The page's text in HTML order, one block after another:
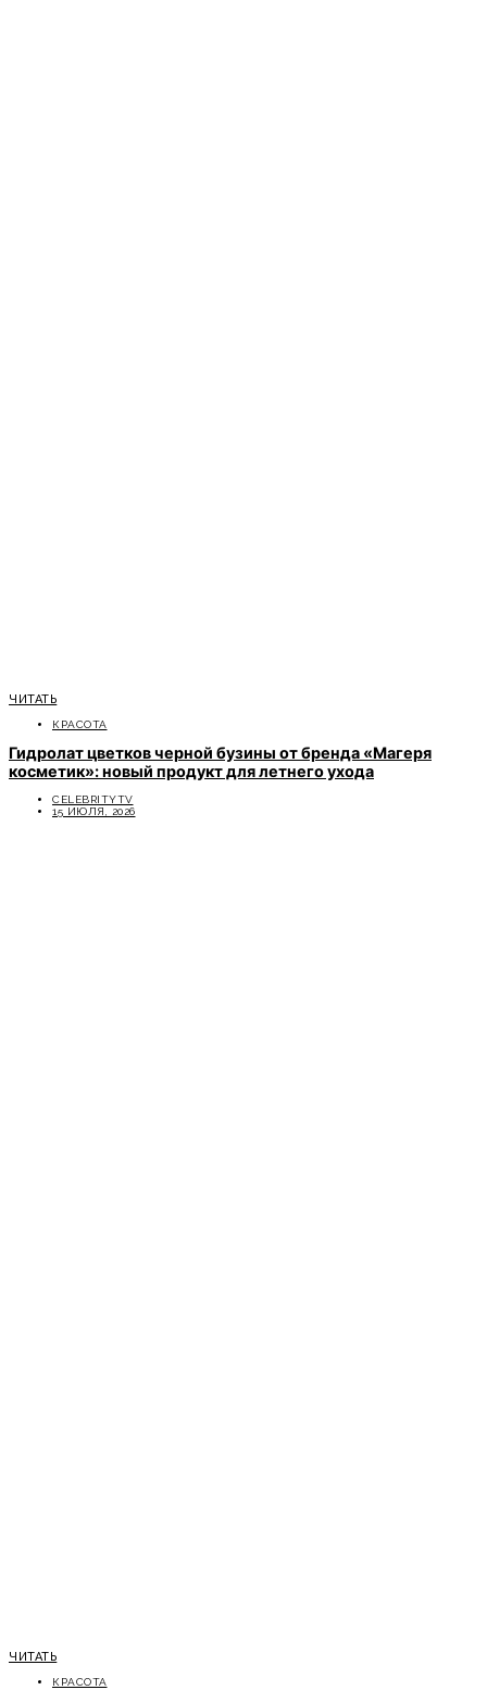
ЧИТАТЬ
КРАСОТА
Гидролат цветков черной бузины от бренда «Магеря
косметик»: новый продукт для летнего ухода
CELEBRITYTV
15 ИЮЛЯ, 2026
ЧИТАТЬ
КРАСОТА